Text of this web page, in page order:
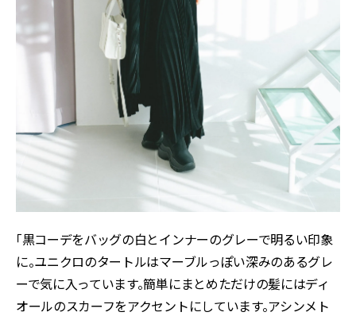
「黒コーデをバッグの白とインナーのグレーで明るい印象
に。ユニクロのタートルはマーブルっぽい深みのあるグレ
ーで気に入っています。簡単にまとめただけの髪にはディ
オールのスカーフをアクセントにしています。アシンメト